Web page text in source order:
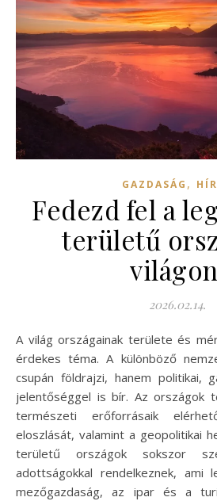
GAZDASÁG ,
Fedezd fel a
területű
2026.02.14.
A világ országainak területe és mérete sok szempontból
érdekes téma. A különböző
csupán földrajzi, hanem politikai,
jelentőséggel is bír. Az országok
természeti erőforrásaik
eloszlását, valamint a geopolitikai
területű országok sokszor
adottságokkal rendelkeznek,
mezőgazdaság, az ipar és a